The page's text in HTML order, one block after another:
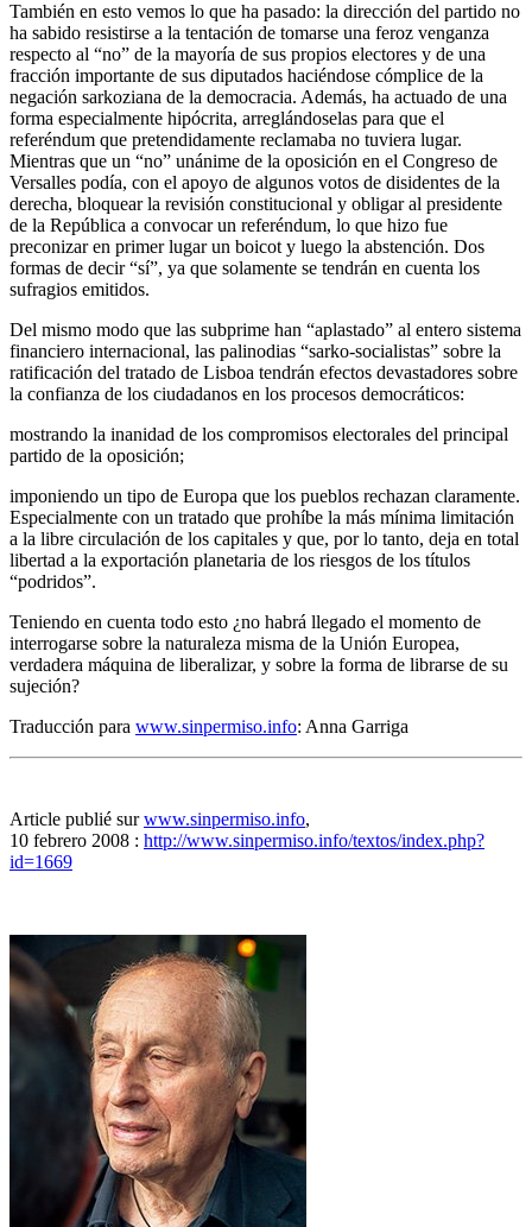
También en esto vemos lo que ha pasado: la dirección del partido no
ha sabido resistirse a la tentación de tomarse una feroz venganza
respecto al “no” de la mayoría de sus propios electores y de una
fracción importante de sus diputados haciéndose cómplice de la
negación sarkoziana de la democracia. Además, ha actuado de una
forma especialmente hipócrita, arreglándoselas para que el
referéndum que pretendidamente reclamaba no tuviera lugar.
Mientras que un “no” unánime de la oposición en el Congreso de
Versalles podía, con el apoyo de algunos votos de disidentes de la
derecha, bloquear la revisión constitucional y obligar al presidente
de la República a convocar un referéndum, lo que hizo fue
preconizar en primer lugar un boicot y luego la abstención. Dos
formas de decir “sí”, ya que solamente se tendrán en cuenta los
sufragios emitidos.
Del mismo modo que las subprime han “aplastado” al entero sistema
financiero internacional, las palinodias “sarko-socialistas” sobre la
ratificación del tratado de Lisboa tendrán efectos devastadores sobre
la confianza de los ciudadanos en los procesos democráticos:
mostrando la inanidad de los compromisos electorales del principal
partido de la oposición;
imponiendo un tipo de Europa que los pueblos rechazan claramente.
Especialmente con un tratado que prohíbe la más mínima limitación
a la libre circulación de los capitales y que, por lo tanto, deja en total
libertad a la exportación planetaria de los riesgos de los títulos
“podridos”.
Teniendo en cuenta todo esto ¿no habrá llegado el momento de
interrogarse sobre la naturaleza misma de la Unión Europea,
verdadera máquina de liberalizar, y sobre la forma de librarse de su
sujeción?
Traducción para www.sinpermiso.info: Anna Garriga
Article publié surwww.sinpermiso.info,
10 febrero 2008 : http://www.sinpermiso.info/textos/index.php?
id=1669